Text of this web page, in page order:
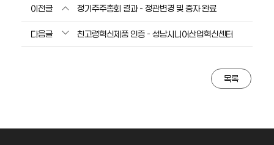
이전글 정기주주총회 결과 - 정관변경 및 증자 완료
다음글 친고령혁신제품 인증 - 성남시니어산업혁신센터
목록